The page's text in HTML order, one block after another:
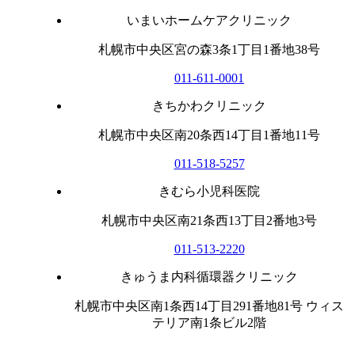
いまいホームケアクリニック
札幌市中央区宮の森3条1丁目1番地38号
011-611-0001
きちかわクリニック
札幌市中央区南20条西14丁目1番地11号
011-518-5257
きむら小児科医院
札幌市中央区南21条西13丁目2番地3号
011-513-2220
きゅうま内科循環器クリニック
札幌市中央区南1条西14丁目291番地81号 ウィス
テリア南1条ビル2階